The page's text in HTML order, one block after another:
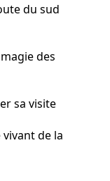
du sud
des
sa visite
de la